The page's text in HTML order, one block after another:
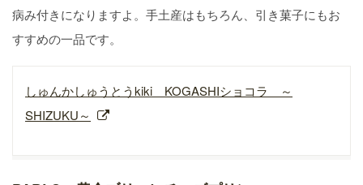
病み付きになりますよ。手土産はもちろん、引き菓子にもお
すすめの一品です。
しゅんかしゅうとうkiki KOGASHIショコラ ～
SHIZUKU～